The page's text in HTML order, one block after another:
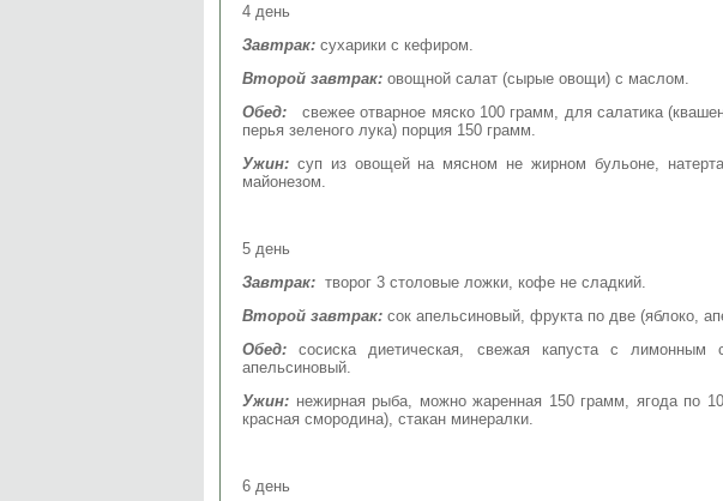
4 день
Завтрак: сухарики с кефиром.
Второй завтрак: овощной салат (сырые овощи) с маслом.
Обед:
свежее отварное мяско 100 грамм, для салатика
перья зеленого лука) порция 150 грамм.
Ужин: суп из овощей на мясном не жирном бульоне,
майонезом.
5 день
Завтрак: творог 3 столовые ложки, кофе не сладкий.
Второй завтрак: сок апельсиновый, фрукта по две (яблоко,
Обед:сосиска диетическая, свежая капуста с
апельсиновый.
Ужин: нежирная рыба, можно жаренная 150 грамм, ягода по
красная смородина), стакан минералки.
6 день